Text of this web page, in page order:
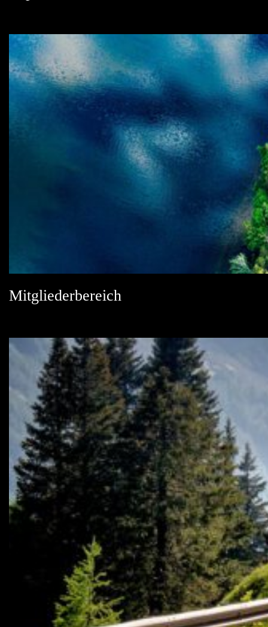
Mitgliederbereich